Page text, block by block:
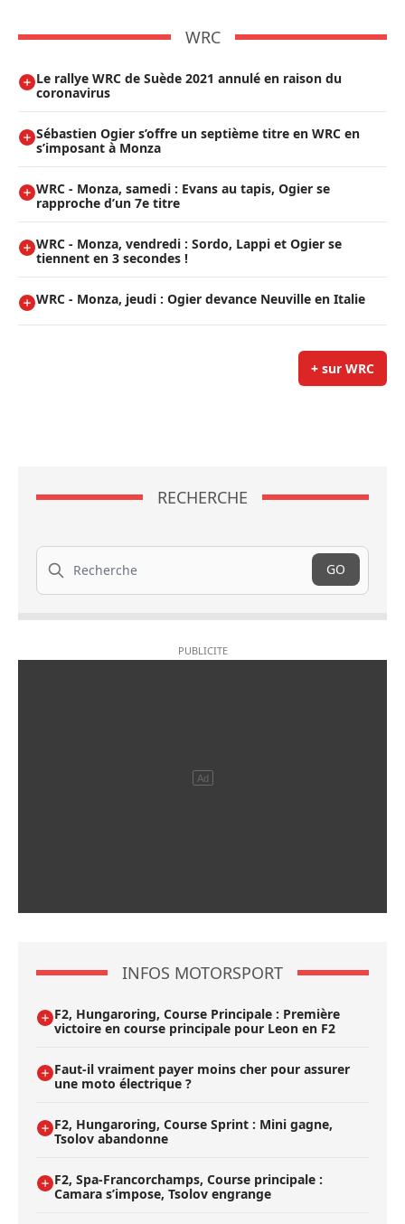
WRC
Le rallye WRC de Suède 2021 annulé en raison du
coronavirus
Sébastien Ogier s’offre un septième titre en WRC en
s’imposant à Monza
WRC - Monza, samedi : Evans au tapis, Ogier se
rapproche d’un 7e titre
WRC - Monza, vendredi : Sordo, Lappi et Ogier se
tiennent en 3 secondes !
WRC - Monza, jeudi : Ogier devance Neuville en Italie
+ sur WRC
RECHERCHE
Recherche
GO
INFOS MOTORSPORT
F2, Hungaroring, Course Principale : Première
victoire en course principale pour Leon en F2
Faut-il vraiment payer moins cher pour assurer
une moto électrique ?
F2, Hungaroring, Course Sprint : Mini gagne,
Tsolov abandonne
F2, Spa-Francorchamps, Course principale :
Camara s’impose, Tsolov engrange